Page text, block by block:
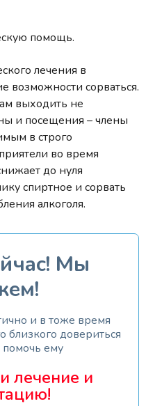
помощь.
лечения в
возможности сорваться.
выходить не
и посещения – члены
в строго
во время
до нуля
спиртное и сорвать
алкоголя.
Мы
и в тоже время
близкого довериться
помочь ему
лечение и